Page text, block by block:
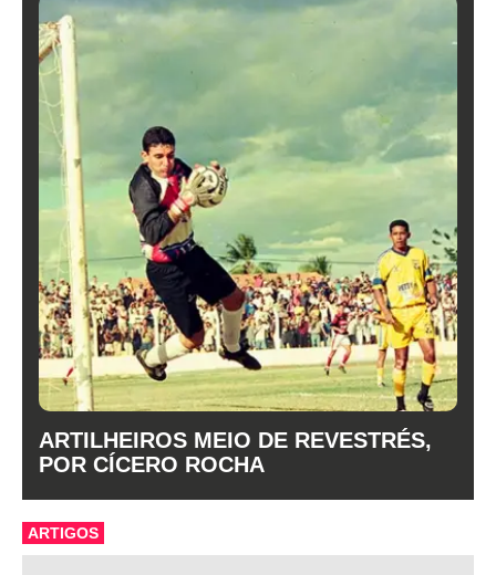
ARTILHEIROS MEIO DE REVESTRÉS,
POR CÍCERO ROCHA
ARTIGOS